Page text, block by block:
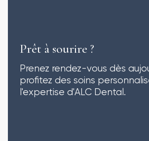
Prêt à sourire ?
Prenez rendez-vous dès
profitez des soins
l'expertise d'ALC Dental.